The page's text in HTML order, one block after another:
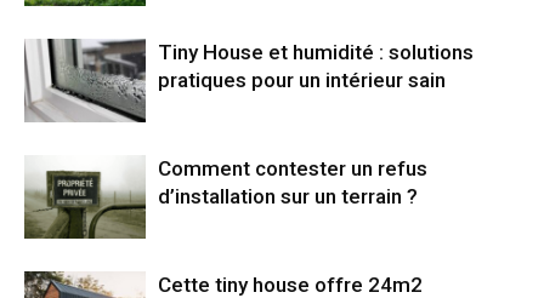
Tiny House et humidité : solutions
pratiques pour un intérieur sain
Comment contester un refus
d’installation sur un terrain ?
Cette tiny house offre 24m2